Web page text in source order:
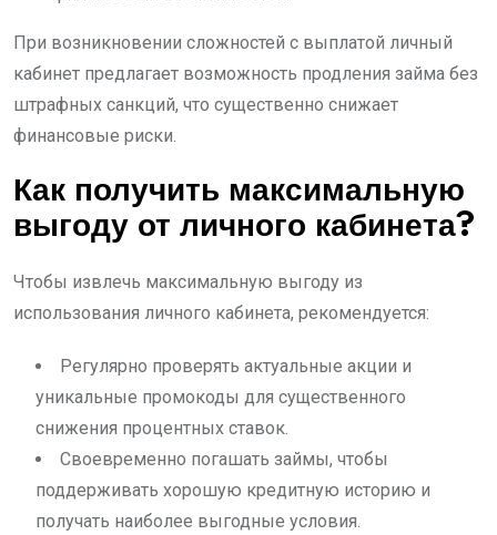
При возникновении сложностей с выплатой личный
кабинет предлагает возможность продления займа без
штрафных санкций, что существенно снижает
финансовые риски.
Как получить максимальную
выгоду от личного кабинета?
Чтобы извлечь максимальную выгоду из
использования личного кабинета, рекомендуется:
Регулярно проверять актуальные акции и
уникальные промокоды для существенного
снижения процентных ставок.
Своевременно погашать займы, чтобы
поддерживать хорошую кредитную историю и
получать наиболее выгодные условия.